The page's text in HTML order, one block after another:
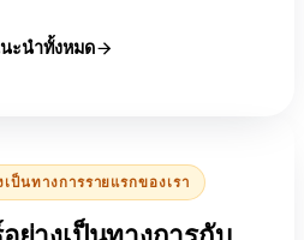
ะนำทั้งหมด
ป็นทางการรายแรกของเรา